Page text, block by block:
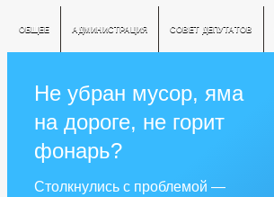
ОБЩЕЕ АДМИНИСТРАЦИЯ СОВЕТ ДЕПУТАТОВ
Не убран мусор, яма
на дороге, не горит
фонарь?
Столкнулись с проблемой —